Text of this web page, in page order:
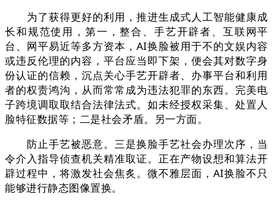
为了获得更好的利用，推进生成式人工智能健康成
长和规范使用，第一，整合、手艺开辟者、互联网平
台、网平易近等多方资本，AI换脸被用于不的文娱内容
或违反伦理的内容，平台应当即下架，便会其对数字身
份认证的信赖，沉点关心手艺开辟者、办事平台和利用
者的权责鸿沟，从而常常成为违法犯罪的东西。完美电
子跨境调取取结合法律法式。如未经授权采集、处置人
脸特征数据等；二是社会矛盾。另一方面。
防止手艺被恶意。三是换脸手艺社会办理次序，当
令介入指导侦查机关精准取证。正在产物设想和算法开
辟过程中，将激发社会焦炙。微不雅层面，AI换脸不只
能够进行静态图像置换。